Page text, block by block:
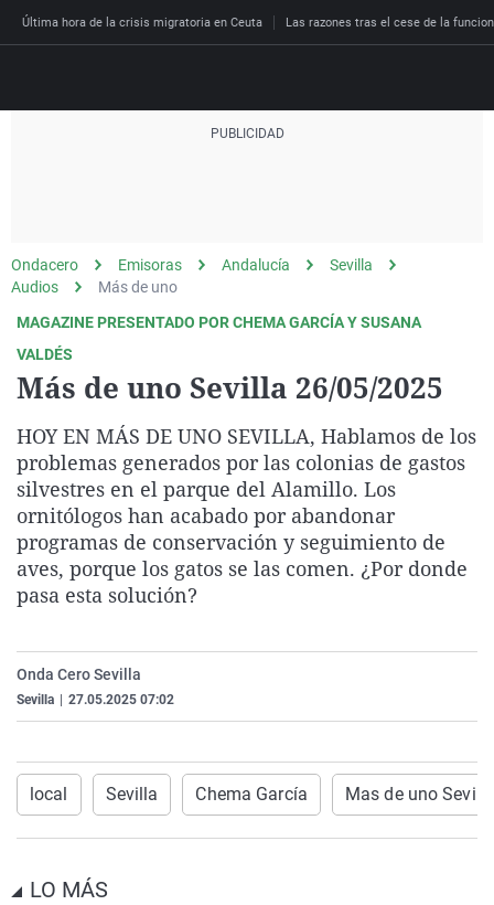
Última hora de la crisis migratoria en Ceuta Las razones tras el cese de la
Julia en la onda
Radioestadio
Radioestadio noche
El colegio invisible
La rosa de los vientos
Gente viajera
Expedientes del más
Invisibles
Prohibido morirse
Esto no ha pasado
Caso
Retornados
España
Baleares
Cataluña
Comunidad de Madrid
Comunitat Valenciana
Extremadura
Galicia
Economía
Deportes
Tenis
El tiempo
Salud
Ciencia y Tecnología
Gastronomía
Medio ambiente
Virales
Televisión
Ondacero Emisoras Andalucía
Sevilla
Audios
Más de uno
MAGAZINE PRESENTADO POR CHEMA GARCÍA Y SUSANA
VALDÉS
Más de uno Sevilla 26/05/2025
HOY EN MÁS DE UNO SEVILLA, Hablamos de los
problemas generados por las colonias de gastos
silvestres en el parque del Alamillo. Los
ornitólogos han acabado por abandonar
programas de conservación y seguimiento de
aves, porque los gatos se las comen. ¿Por donde
pasa esta solución?
Onda Cero Sevilla
Sevilla 27.05.2025 07:02
local Sevilla Chema García Mas de uno
LO MÁS